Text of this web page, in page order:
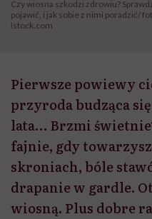
Czy wiosna szkodzi zdrowiu?
pojawić, i jak sobie z nimi poradzić/
Istock.com
Pierwsze powiewy
przyroda budząca
lata… Brzmi
fajnie, gdy
skroniach, bóle
drapanie w gardle.
wiosną. Plus dobre